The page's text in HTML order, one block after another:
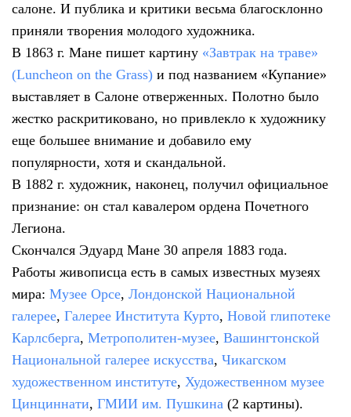
салоне. И публика и критики весьма благосклонно
приняли творения молодого художника.
В 1863 г. Мане пишет картину «Завтрак на траве»
(Luncheon on the Grass) и под названием «Купание»
выставляет в Салоне отверженных. Полотно было
жестко раскритиковано, но привлекло к художнику
еще большее внимание и добавило ему
популярности, хотя и скандальной.
В 1882 г. художник, наконец, получил официальное
признание: он стал кавалером ордена Почетного
Легиона.
Скончался Эдуард Мане 30 апреля 1883 года.
Работы живописца есть в самых известных музеях
мира: Музее Орсе, Лондонской Национальной
галерее, Галерее Института Курто, Новой глипотеке
Карлсберга, Метрополитен-музее, Вашингтонской
Национальной галерее искусства, Чикагском
художественном институте, Художественном музее
Цинциннати, ГМИИ им. Пушкина (2 картины).